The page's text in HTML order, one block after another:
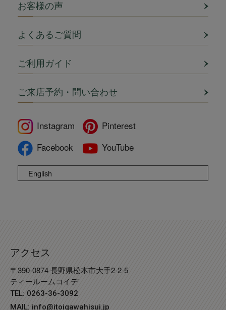
お客様の声
よくあるご質問
ご利用ガイド
ご来店予約・問い合わせ
Instagram
Pinterest
Facebook
YouTube
English
アクセス
〒390-0874 長野県松本市大手2-2-5
ティールームコイデ
TEL: 0263-36-3092
MAIL: info@itoigawahisui.jp